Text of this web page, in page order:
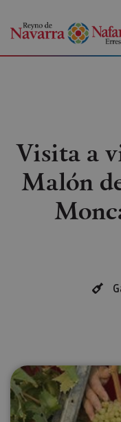
Visita a
Malón